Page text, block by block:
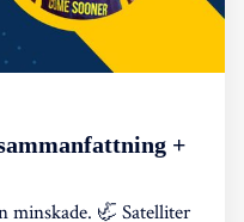
+
🦏 Satelliter